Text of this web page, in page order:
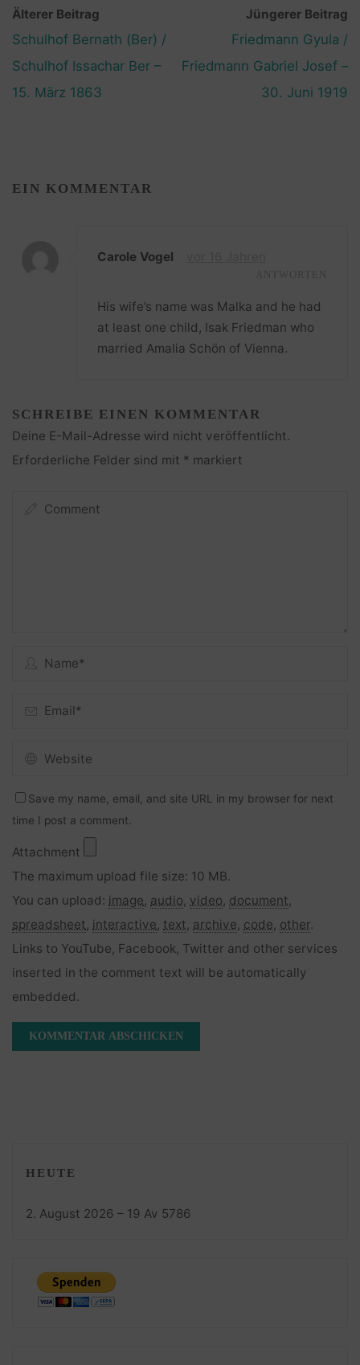
Älterer Beitrag
Schulhof Bernath (Ber) /
Schulhof Issachar Ber –
15. März 1863
Jüngerer Beitrag
Friedmann Gyula /
Friedmann Gabriel Josef –
30. Juni 1919
EIN KOMMENTAR
Carole Vogel
His wife’s name was Malka and he had
at least one child, Isak Friedman who
married Amalia Schön of Vienna.
SCHREIBE EINEN KOMMENTAR
Deine E-Mail-Adresse wird nicht veröffentlicht.
Erforderliche Felder sind mit * markiert
Save my name, email, and site URL in my browser for next
time I post a comment.
Attachment
The maximum upload file size: 10 MB.
You can upload: image, audio, video, document,
spreadsheet, interactive, text, archive, code, other.
Links to YouTube, Facebook, Twitter and other services
inserted in the comment text will be automatically
embedded.
HEUTE
2. August 2026 – 19 Av 5786